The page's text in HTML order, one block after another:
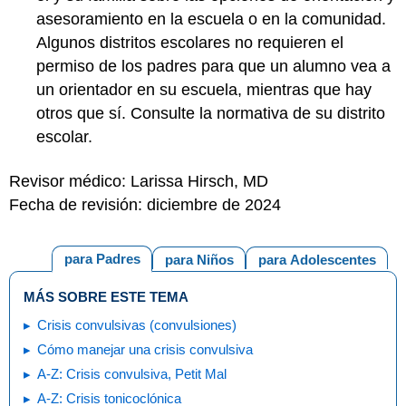
asesoramiento en la escuela o en la comunidad.
Algunos distritos escolares no requieren el
permiso de los padres para que un alumno vea a
un orientador en su escuela, mientras que hay
otros que sí. Consulte la normativa de su distrito
escolar.
Revisor médico: Larissa Hirsch, MD
Fecha de revisión: diciembre de 2024
para Adolescentes
para Niños
para Padres
MÁS SOBRE ESTE TEMA
Crisis convulsivas (convulsiones)
Cómo manejar una crisis convulsiva
A-Z: Crisis convulsiva, Petit Mal
A-Z: Crisis tonicoclónica